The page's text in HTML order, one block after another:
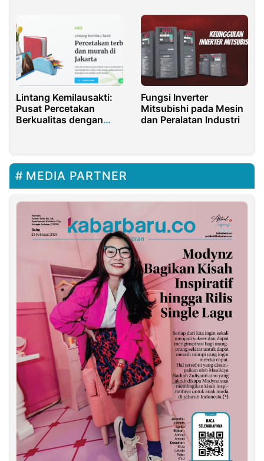
Kabupaten Purwakarta
Lintang Kemilausakti:
Pusat Percetakan
Berkualitas dengan
Fungsi Inverter
Mitsubishi pada Mesin
dan Peralatan Industri
MEDIA PARTNER